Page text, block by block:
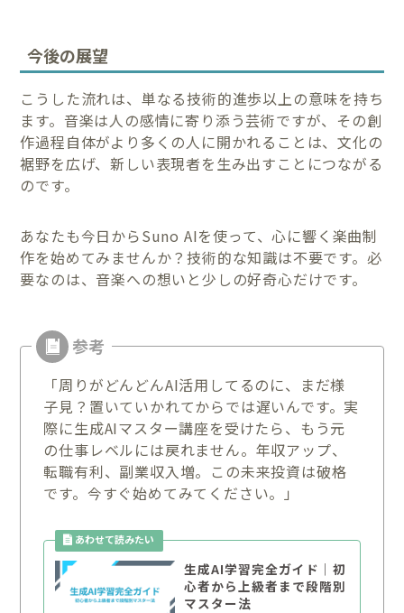
今後の展望
こうした流れは、単なる技術的進歩以上の意味を持ち
ます。音楽は人の感情に寄り添う芸術ですが、その創
作過程自体がより多くの人に開かれることは、文化の
裾野を広げ、新しい表現者を生み出すことにつながる
のです。
あなたも今日からSuno AIを使って、心に響く楽曲制
作を始めてみませんか？技術的な知識は不要です。必
要なのは、音楽への想いと少しの好奇心だけです。
「周りがどんどんAI活用してるのに、まだ様
子見？置いていかれてからでは遅いんです。実
際に生成AIマスター講座を受けたら、もう元
の仕事レベルには戻れません。年収アップ、
転職有利、副業収入増。この未来投資は破格
です。今すぐ始めてみてください。」
生成AI学習完全ガイド｜初
心者から上級者まで段階別
マスター法